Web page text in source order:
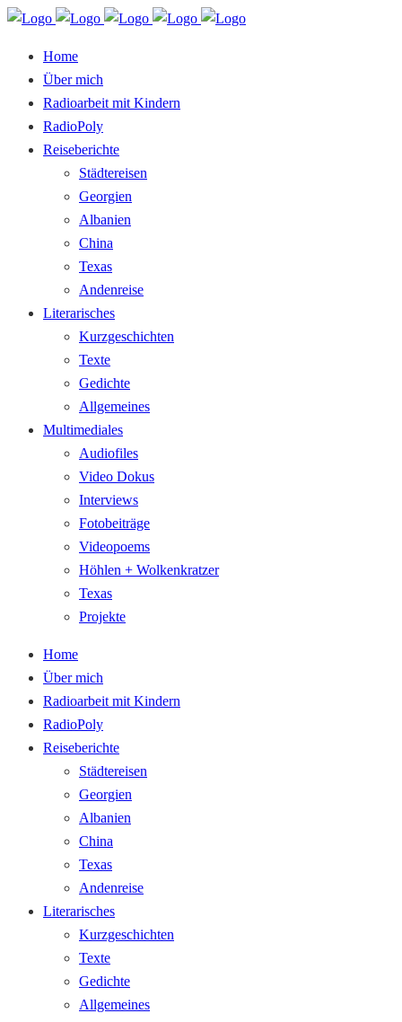
Home
Über mich
Radioarbeit mit Kindern
RadioPoly
Reiseberichte
Städtereisen
Georgien
Albanien
China
Texas
Andenreise
Literarisches
Kurzgeschichten
Texte
Gedichte
Allgemeines
Multimediales
Audiofiles
Video Dokus
Interviews
Fotobeiträge
Videopoems
Höhlen + Wolkenkratzer
Texas
Projekte
Home
Über mich
Radioarbeit mit Kindern
RadioPoly
Reiseberichte
Städtereisen
Georgien
Albanien
China
Texas
Andenreise
Literarisches
Kurzgeschichten
Texte
Gedichte
Allgemeines